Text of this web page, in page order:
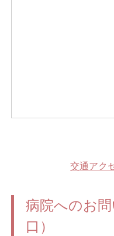
交通アク
病院へのお
口）